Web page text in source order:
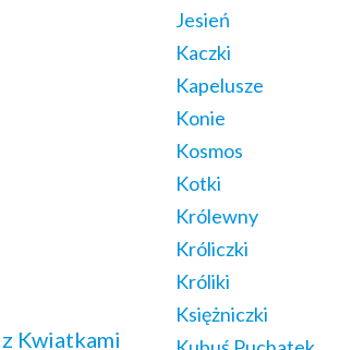
Kwiatkami
Jesień
Kaczki
Kapelusze
Konie
Kosmos
Kotki
Królewny
Króliczki
Króliki
Księżniczki